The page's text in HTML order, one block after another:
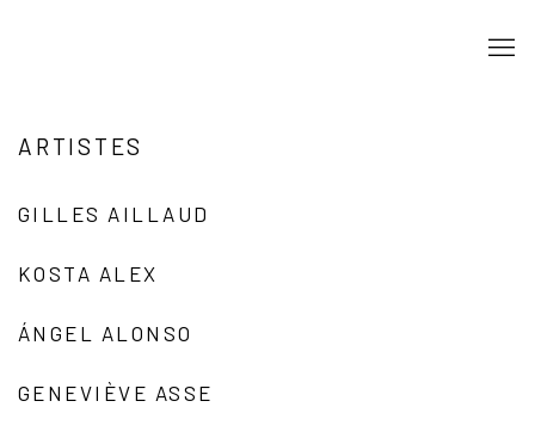
ARTISTES
GILLES AILLAUD
KOSTA ALEX
ÁNGEL ALONSO
GENEVIÈVE ASSE